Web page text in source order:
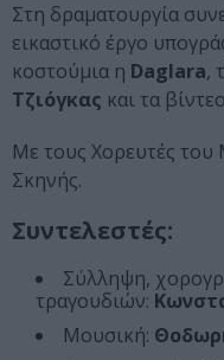
Στη δραματουργία
εικαστικό έργο
κοστούμια η Daglara,
Τζιόγκας και τα
Με τους Χορευτές του
Σκηνής.
Συντελεστές:
Σύλληψη,
τραγουδιών:
Μουσική: